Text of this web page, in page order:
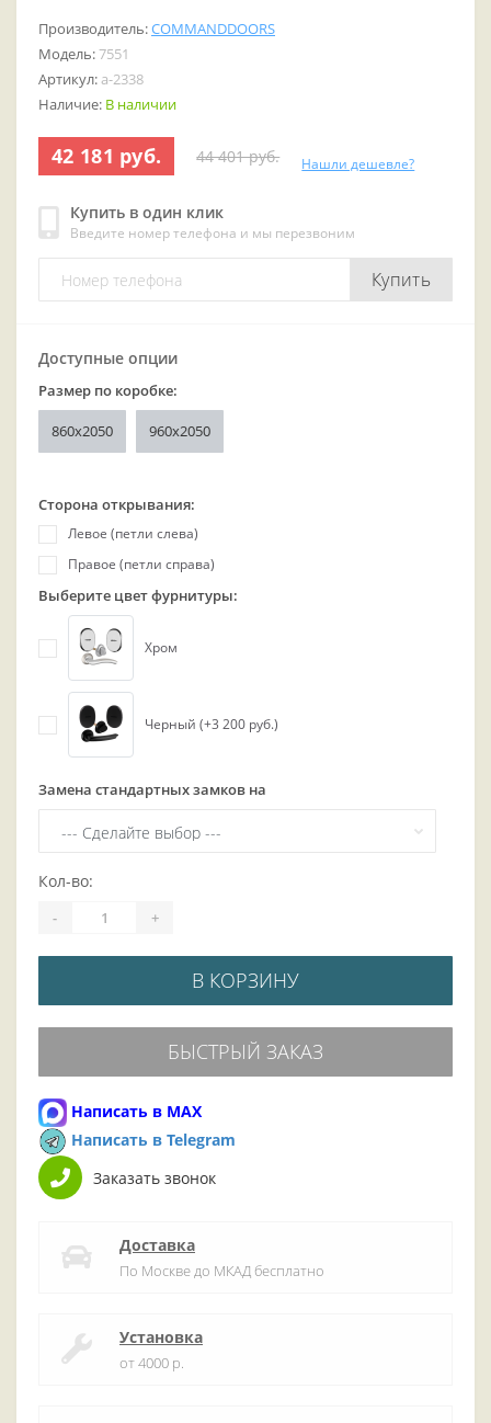
Производитель:COMMANDDOORS
Модель:7551
Артикул: a-2338
Наличие: В наличии
42 181 руб. 44 401 руб. Нашли дешевле?
Купить в один клик
Введите номер телефона и мы перезвоним
Купить
Доступные опции
Размер по коробке:
860х2050 960x2050
Сторона открывания:
Левое (петли слева)
Правое (петли справа)
Выберите цвет фурнитуры:
Хром
Черный (+3 200 руб.)
Замена стандартных замков на
Кол-во:
- +
В КОРЗИНУ
БЫСТРЫЙ ЗАКАЗ
Написать в MAX
Написать в Telegram
Заказать звонок
Доставка
По Москве до МКАД бесплатно
Установка
от 4000 р.